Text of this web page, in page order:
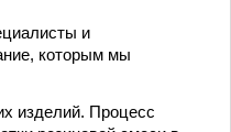
и
которым мы
изделий. Процесс